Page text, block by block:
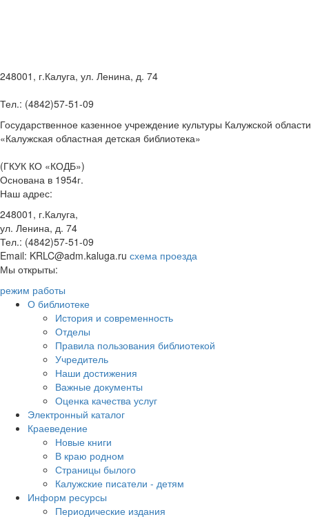
248001, г.Калуга, ул. Ленина, д. 74
Тел.: (4842)57-51-09
Государственное казенное учреждение культуры Калужской области
«Калужская областная детская библиотека»
(ГКУК КО «КОДБ»)
Основана в 1954г.
Наш адрес:
248001, г.Калуга,
ул. Ленина, д. 74
Тел.: (4842)57-51-09
Email: KRLC@adm.kaluga.ru схема проезда
Мы открыты:
режим работы
О библиотеке
История и современность
Отделы
Правила пользования библиотекой
Учредитель
Наши достижения
Важные документы
Оценка качества услуг
Электронный каталог
Краеведение
Новые книги
В краю родном
Страницы былого
Калужские писатели - детям
Информ ресурсы
Периодические издания